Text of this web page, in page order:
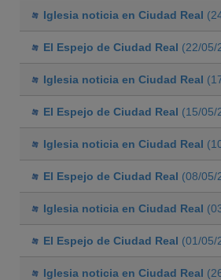
Iglesia noticia en Ciudad Real
El Espejo de Ciudad Real (22/05/
Iglesia noticia en Ciudad Real
El Espejo de Ciudad Real (15/05/
Iglesia noticia en Ciudad Real
El Espejo de Ciudad Real (08/05/
Iglesia noticia en Ciudad Real
El Espejo de Ciudad Real (01/05/
Iglesia noticia en Ciudad Real